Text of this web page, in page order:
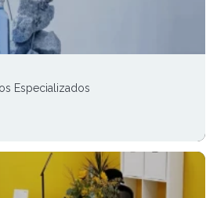
Especializados